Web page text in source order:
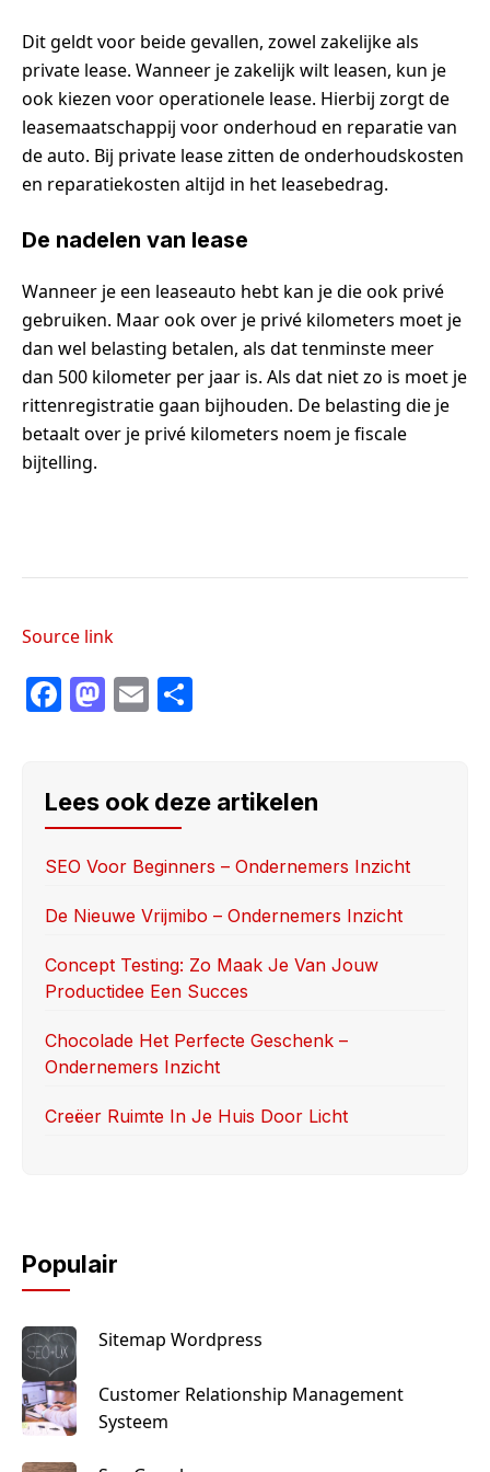
Dit geldt voor beide gevallen, zowel zakelijke als
private lease. Wanneer je zakelijk wilt leasen, kun je
ook kiezen voor operationele lease. Hierbij zorgt de
leasemaatschappij voor onderhoud en reparatie van
de auto. Bij private lease zitten de onderhoudskosten
en reparatiekosten altijd in het leasebedrag.
De nadelen van lease
Wanneer je een leaseauto hebt kan je die ook privé
gebruiken. Maar ook over je privé kilometers moet je
dan wel belasting betalen, als dat tenminste meer
dan 500 kilometer per jaar is. Als dat niet zo is moet je
rittenregistratie gaan bijhouden. De belasting die je
betaalt over je privé kilometers noem je fiscale
bijtelling.
Source link
F
e
b
o
o
M
o
d
o
n
E
e
Lees ook deze artikelen
SEO Voor Beginners – Ondernemers Inzicht
De Nieuwe Vrijmibo – Ondernemers Inzicht
Concept Testing: Zo Maak Je Van Jouw
Productidee Een Succes
Chocolade Het Perfecte Geschenk –
Ondernemers Inzicht
Creëer Ruimte In Je Huis Door Licht
Populair
Sitemap Wordpress
Customer Relationship Management
Systeem